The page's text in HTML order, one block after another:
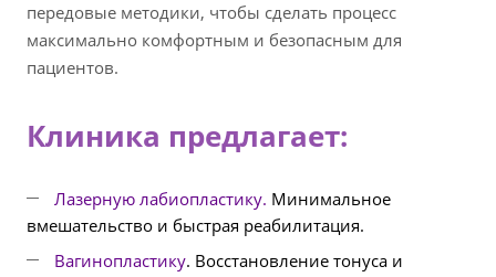
передовые методики, чтобы сделать процесс
максимально комфортным и безопасным для
пациентов.
Клиника предлагает:
Лазерную лабиопластику. Минимальное
вмешательство и быстрая реабилитация.
Вагинопластику. Восстановление тонуса и